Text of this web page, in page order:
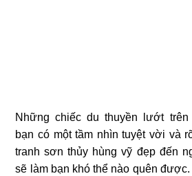
Những chiếc du thuyền lướt
bạn có một tầm nhìn tuyệt vời và
tranh sơn thủy hùng vỹ đẹp đến
sẽ làm bạn khó thể nào quên